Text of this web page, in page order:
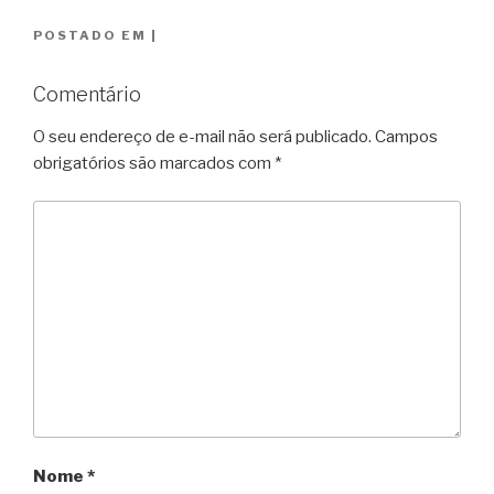
POSTADO EM |
Comentário
O seu endereço de e-mail não será publicado. Campos
obrigatórios são marcados com *
Nome *